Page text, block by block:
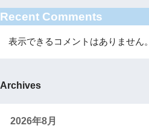
Recent Comments
表示できるコメントはありません。
Archives
2026年8月